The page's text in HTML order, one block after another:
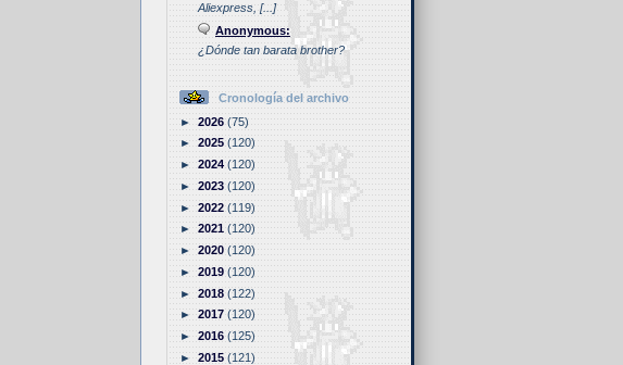
Aliexpress, [...]
Anonymous:
¿Dónde tan barata brother?
Cronología del archivo
►2026(75)
►2025(120)
►2024(120)
►2023(120)
►2022(119)
►2021(120)
►2020(120)
►2019(120)
►2018(122)
►2017(120)
►2016(125)
►2015(121)